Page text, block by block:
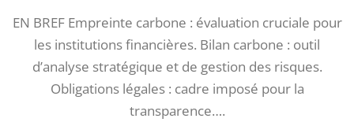
EN BREF Empreinte carbone : évaluation cruciale pour
les institutions financières. Bilan carbone : outil
d’analyse stratégique et de gestion des risques.
Obligations légales : cadre imposé pour la
transparence….